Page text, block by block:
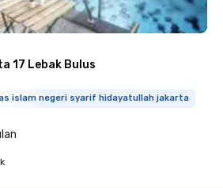
17 Lebak Bulus
islam negeri syarif hidayatullah jakarta